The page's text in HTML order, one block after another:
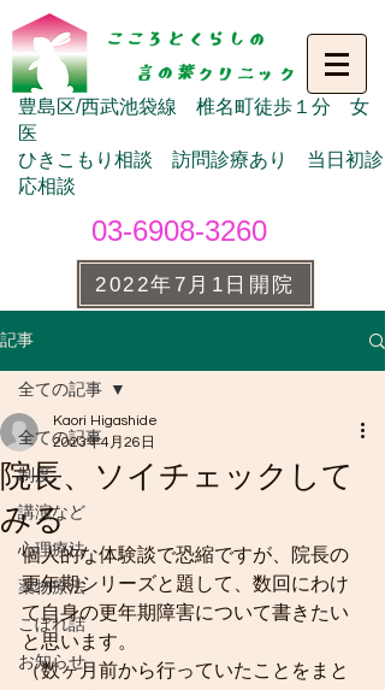
豊島区/西武池袋線 椎名町徒歩１分 女
医
ひきこもり相談 訪問診療あり 当日初診
応相談
03-6908-3260
2022年7月1日開院
記事
全ての記事
制度
講演など
心理療法
薬物療法
こぼれ話
お知らせ
全ての記事
院長、ソイチェックして
みる
Kaori Higashide
2023年4月26日
個人的な体験談で恐縮ですが、院長の
更年期シリーズと題して、数回にわけ
て自身の更年期障害について書きたい
と思います。
（数ヶ月前から行っていたことをまと